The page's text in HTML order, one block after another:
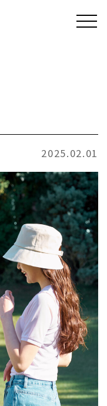
2025.02.01